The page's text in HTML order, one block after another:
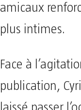
amicaux
plus intimes.
Face à
publication,